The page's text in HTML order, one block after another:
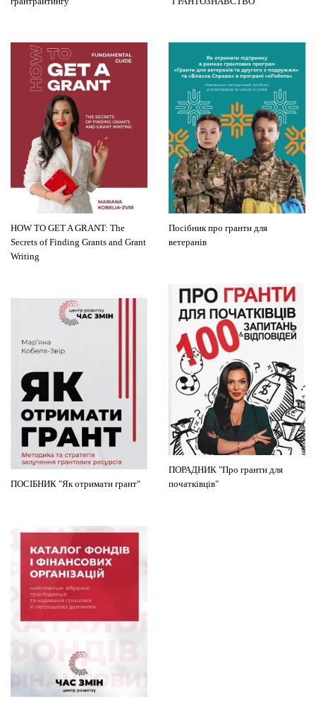
HOW TO GET A GRANT: The
Secrets of Finding Grants and Grant
Writing
Посібник про гранти для
ветеранів
ПОРАДНИК "Про гранти для
початківців"
ПОСІБНИК "Як отримати грант"